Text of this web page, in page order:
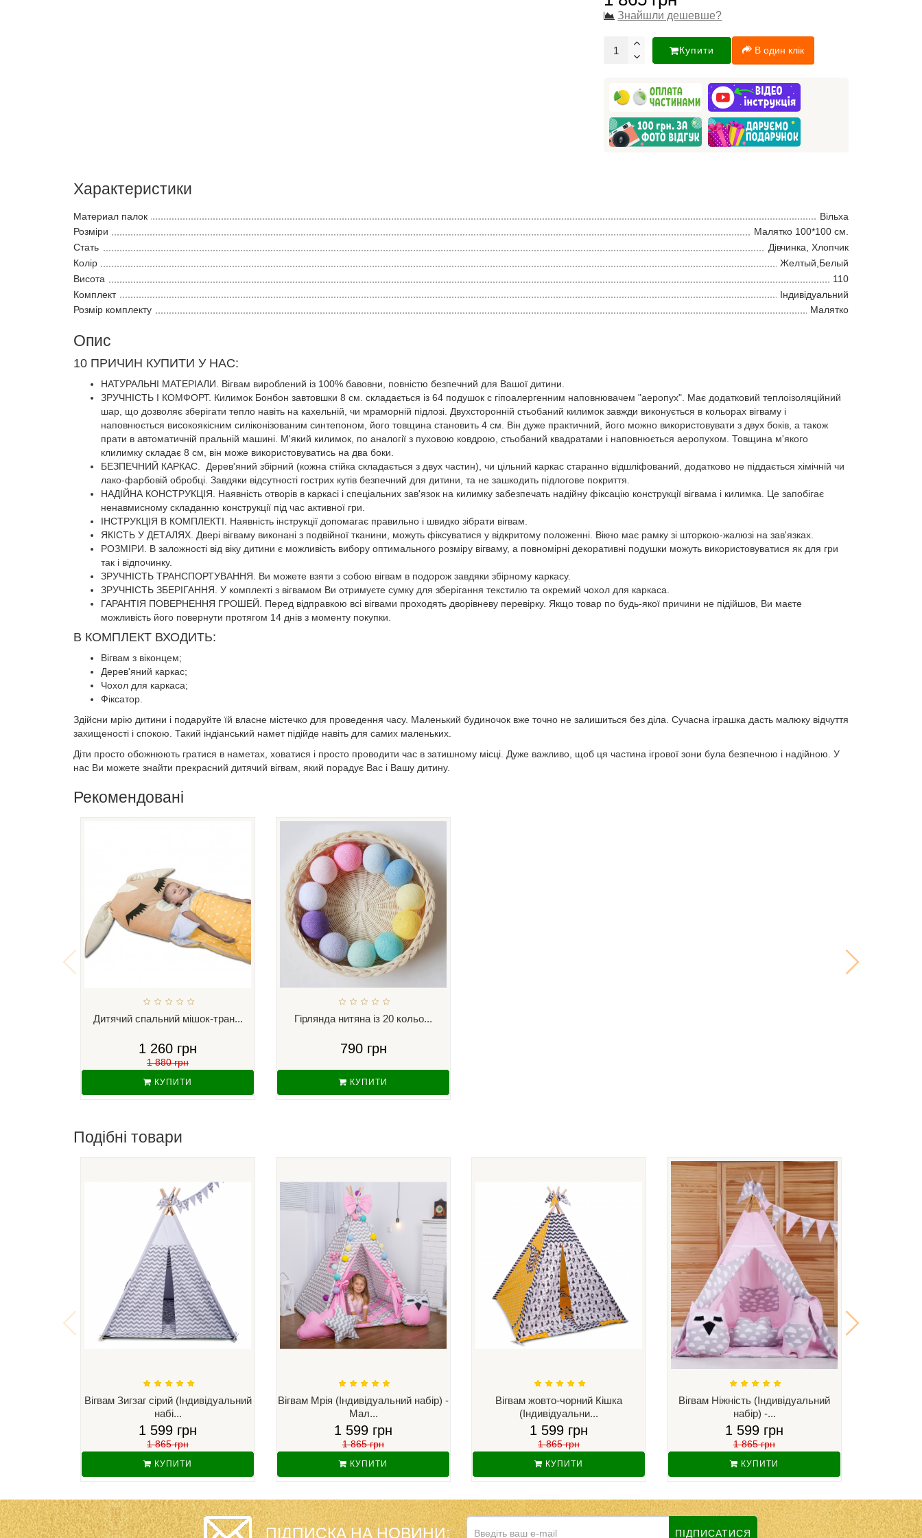
Знайшли дешевше?
Купити В один клік
Характеристики
Материал палок
Вільха
Розміри
Малятко 100*100 см.
Стать
Дівчинка, Хлопчик
Колір
Желтый,Белый
Висота
110
Комплект
Індивідуальний
Розмір комплекту
Малятко
Опис
10 ПРИЧИН КУПИТИ У НАС:
НАТУРАЛЬНІ МАТЕРІАЛИ. Вігвам вироблений із 100% бавовни, повністю безпечний для Вашої дитини.
ЗРУЧНІСТЬ І КОМФОРТ. Килимок Бонбон завтовшки 8 см. складається із 64 подушок с гіпоалергенним наповнювачем "аеропух". Має додатковий теплоізоляційний
шар, що дозволяє зберігати тепло навіть на кахельній, чи мраморній підлозі. Двухсторонній стьобаний килимок завжди виконується в кольорах вігваму і
наповнюється високоякісним силіконізованим синтепоном, його товщина становить 4 см. Він дуже практичний, його можно використовувати з двух боків, а також
прати в автоматичній пральній машині. М'який килимок, по аналогії з пуховою ковдрою, стьобаний квадратами і наповнюється аеропухом. Товщина м'якого
клилимку складає 8 см, він може використовуватись на два боки.
БЕЗПЕЧНИЙ КАРКАС. Дерев'яний збірний (кожна стійка складається з двух частин), чи цільний каркас старанно відшліфований, додатково не піддається хімічній чи
лако-фарбовій обробці. Завдяки відсутності гострих кутів безпечний для дитини, та не зашкодить підлогове покриття.
НАДІЙНА КОНСТРУКЦІЯ. Наявність отворів в каркасі і спеціальних зав'язок на килимку забезпечать надійну фіксацію конструкції вігвама і килимка. Це запобігає
ненавмисному складанню конструкції під час активної гри.
ІНСТРУКЦІЯ В КОМПЛЕКТІ. Наявність інструкції допомагає правильно і швидко зібрати вігвам.
ЯКІСТЬ У ДЕТАЛЯХ. Двері вігваму виконані з подвійної тканини, можуть фіксуватися у відкритому положенні. Вікно має рамку зі шторкою-жалюзі на зав'язках.
РОЗМІРИ. В заложності від віку дитини є можливість вибору оптимального розміру вігваму, а повномірні декоративні подушки можуть використовуватися як для гри
так і відпочинку.
ЗРУЧНІСТЬ ТРАНСПОРТУВАННЯ. Ви можете взяти з собою вігвам в подорож завдяки збірному каркасу.
ЗРУЧНІСТЬ ЗБЕРІГАННЯ. У комплекті з вігвамом Ви отримуєте сумку для зберігання текстилю та окремий чохол для каркаса.
ГАРАНТІЯ ПОВЕРНЕННЯ ГРОШЕЙ. Перед відправкою всі вігвами проходять дворівневу перевірку. Якщо товар по будь-якої причини не підійшов, Ви маєте
можливість його повернути протягом 14 днів з моменту покупки.
В КОМПЛЕКТ ВХОДИТЬ:
Вігвам з віконцем;
Дерев'яний каркас;
Чохол для каркаса;
Фіксатор.
Здійсни мрію дитини і подаруйте їй власне містечко для проведення часу. Маленький будиночок вже точно не залишиться без діла. Сучасна іграшка дасть малюку відчуття
захищеності і спокою. Такий індіанський намет підійде навіть для самих маленьких.
Діти просто обожнюють гратися в наметах, ховатися і просто проводити час в затишному місці. Дуже важливо, щоб ця частина ігрової зони була безпечною і надійною. У
нас Ви можете знайти прекрасний дитячий вігвам, який порадує Вас і Вашу дитину.
Рекомендовані
Дитячий спальний мішок-тран...
1 260 грн
1 880 грн
КУПИТИ
Гірлянда нитяна із 20 кольо...
790 грн
КУПИТИ
Подібні товари
Вігвам Зигзаг сірий (Індивідуальний
набі...
1 599 грн
1 865 грн
КУПИТИ
Вігвам Мрія (Індивідуальний набір) -
Мал...
1 599 грн
1 865 грн
КУПИТИ
Вігвам жовто-чорний Кішка
(Індивідуальни...
1 599 грн
1 865 грн
КУПИТИ
Вігвам Ніжність (Індивідуальний
набір) -...
1 599 грн
1 865 грн
КУПИТИ
ПІДПИСКА НА НОВИНИ: ПІДПИСАТИСЯ